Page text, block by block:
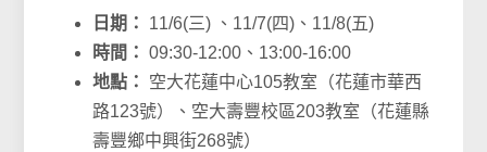
日期：
11/6(三) 、11/7(四)、11/8(五)
時間： 09:30-12:00、13:00-16:00
地點：
空大花蓮中心105教室（花蓮市華西
路123號）、空大壽豐校區203教室（花蓮縣
壽豐鄉中興街268號）